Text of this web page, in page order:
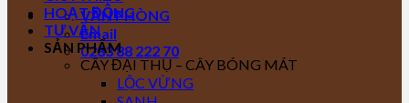
VĂN PHÒNG
Email
0283 88 222 70
HOẠT ĐỘNG
TƯ VẤN
SẢN PHẨM
CÂY ĐẠI THỤ – CÂY BÓNG MÁT
LỘC VỪNG